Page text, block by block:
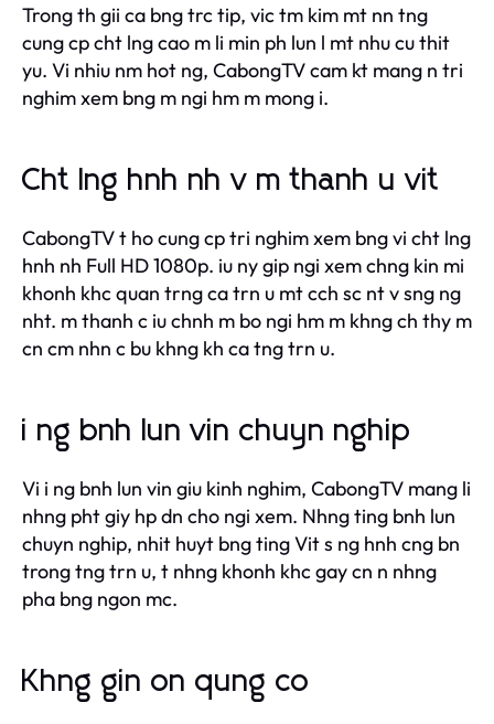
Trong th gii ca bng trc tip, vic tm kim mt nn tng
cung cp cht lng cao m li min ph lun l mt nhu cu thit
yu. Vi nhiu nm hot ng, CabongTV cam kt mang n tri
nghim xem bng m ngi hm m mong i.
Cht lng hnh nh v m thanh u vit
CabongTV t ho cung cp tri nghim xem bng vi cht lng
hnh nh Full HD 1080p. iu ny gip ngi xem chng kin mi
khonh khc quan trng ca trn u mt cch sc nt v sng ng
nht. m thanh c iu chnh m bo ngi hm m khng ch thy m
cn cm nhn c bu khng kh ca tng trn u.
i ng bnh lun vin chuyn nghip
Vi i ng bnh lun vin giu kinh nghim, CabongTV mang li
nhng pht giy hp dn cho ngi xem. Nhng ting bnh lun
chuyn nghip, nhit huyt bng ting Vit s ng hnh cng bn
trong tng trn u, t nhng khonh khc gay cn n nhng
pha bng ngon mc.
Khng gin on qung co